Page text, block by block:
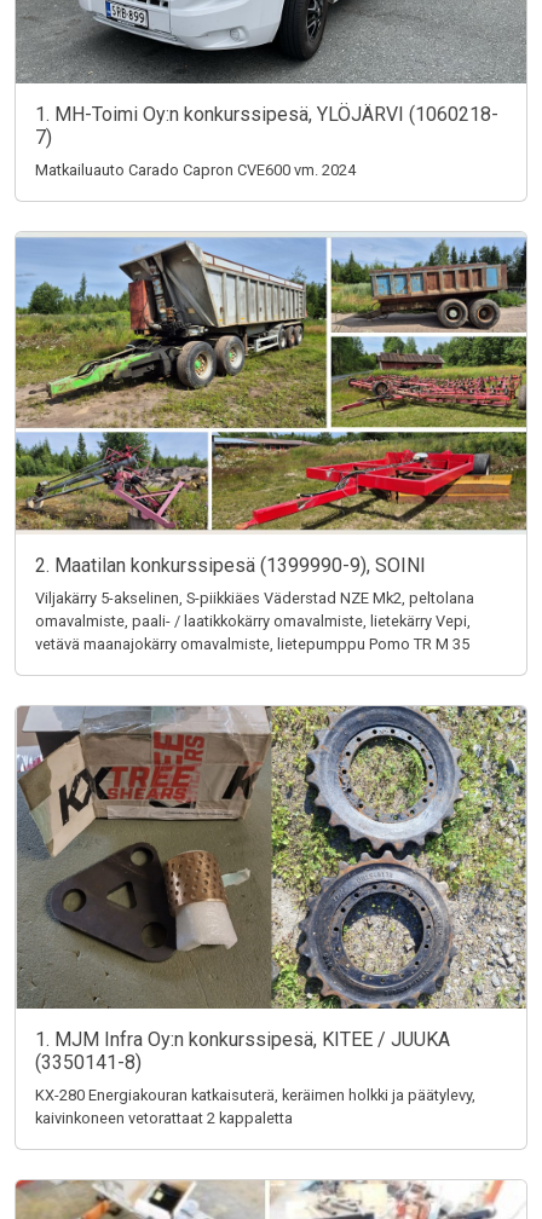
1. MH-Toimi Oy:n konkurssipesä, YLÖJÄRVI (1060218-
7)
Matkailuauto Carado Capron CVE600 vm. 2024
2. Maatilan konkurssipesä (1399990-9), SOINI
Viljakärry 5-akselinen, S-piikkiäes Väderstad NZE Mk2, peltolana
omavalmiste, paali- / laatikkokärry omavalmiste, lietekärry Vepi,
vetävä maanajokärry omavalmiste, lietepumppu Pomo TR M 35
1. MJM Infra Oy:n konkurssipesä, KITEE / JUUKA
(3350141-8)
KX-280 Energiakouran katkaisuterä, keräimen holkki ja päätylevy,
kaivinkoneen vetorattaat 2 kappaletta